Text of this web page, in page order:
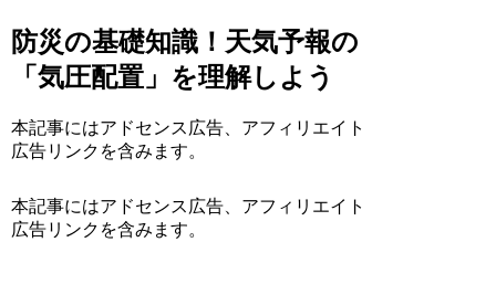
防災の基礎知識！天気予報の
「気圧配置」を理解しよう
本記事にはアドセンス広告、アフィリエイト
広告リンクを含みます。
本記事にはアドセンス広告、アフィリエイト
広告リンクを含みます。